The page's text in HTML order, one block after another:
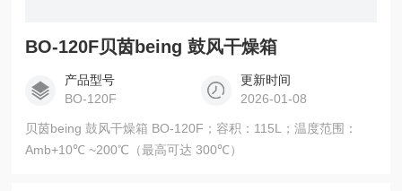
BO-120F贝茵being 鼓风干燥箱
产品型号
BO-120F
更新时间
2026-01-08
贝茵being 鼓风干燥箱 BO-120F；容积：115L；温度范围：
Amb+10℃ ~200℃（最高可达 300℃）